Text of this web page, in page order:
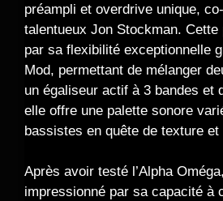
préampli et overdrive unique,
talentueux Jon Stockman. Cette
par sa flexibilité exceptionnelle
Mod, permettant de mélanger
un égaliseur actif à 3 bandes et
elle offre une palette sonore
bassistes en quête de texture
Après avoir testé l’Alpha
impressionné par sa capacité à